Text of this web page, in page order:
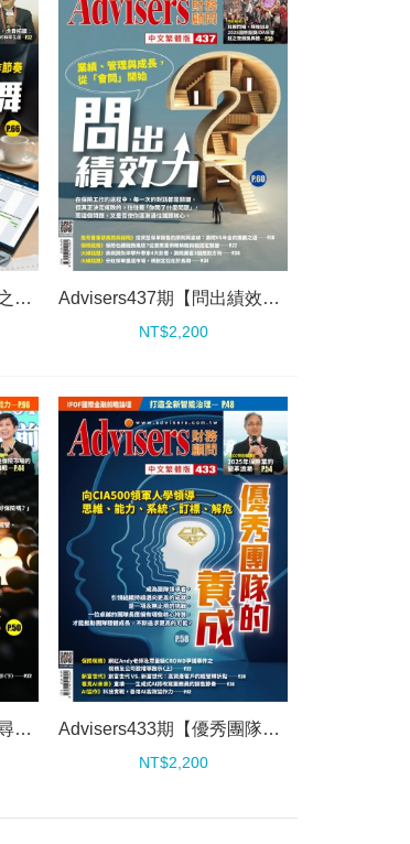
Advisers438期【高效率之舞】 Advisers437期【問出績效力】
NT$2,200
Advisers434期【人脈搜尋引擎】 Advisers433期【優秀團隊的養成】
NT$2,200